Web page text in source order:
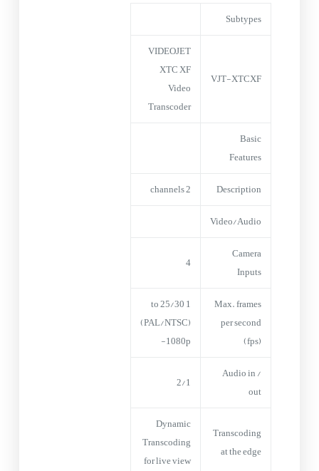
Subtypes
VJT-XTCXF
VIDEOJET
XTC XF
Video
Transcoder
Basic
Features
Description
2 channels
Video/Audio
Camera
Inputs
4
Max. frames
per second
(fps)
1 to 25/30
(PAL/NTSC)
-1080p
Audio in /
out
2/1
Transcoding
at the edge
Dynamic
Transcoding
for live view